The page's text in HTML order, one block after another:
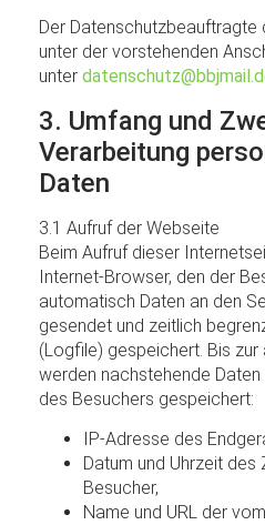
Der
unter der vorstehenden
unter
3. Umfang und
Verarbeitung
Daten
3.1 Aufruf der Webseite
Beim Aufruf dieser
Internet-Browser, den der
automatisch Daten an den
gesendet und zeitlich
(Logfile) gespeichert. Bis
werden nachstehende
des Besuchers gespeichert:
IP-Adresse des
Datum und Uhrzeit des
Besucher,
Name und URL der